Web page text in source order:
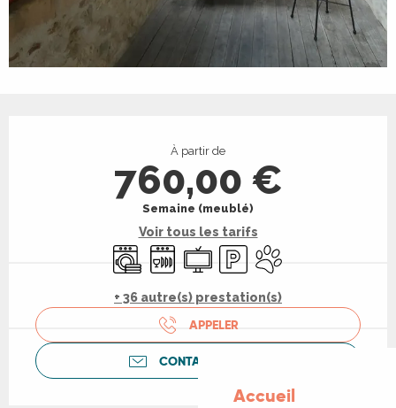
Accueil
À partir de
760,00 €
Semaine (meublé)
Voir tous les tarifs
Lave lingeLave vaisselle
Télévision
ParkingAnimaux acceptés
+ 36 autre(s) prestation(s)
APPELER
CONTACTEZ-NOUS